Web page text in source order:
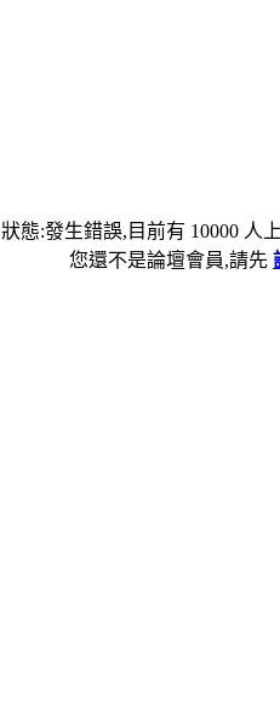
狀態:發生錯誤,目前有 10000 人
您還不是論壇會員,請先